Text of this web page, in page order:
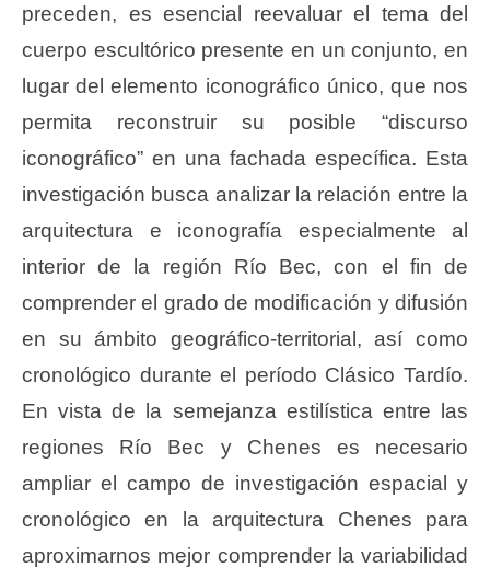
preceden, es esencial reevaluar el tema del
cuerpo escultórico presente en un conjunto, en
lugar del elemento iconográfico único, que nos
permita reconstruir su posible “discurso
iconográfico” en una fachada específica. Esta
investigación busca analizar la relación entre la
arquitectura e iconografía especialmente al
interior de la región Río Bec, con el fin de
comprender el grado de modificación y difusión
en su ámbito geográfico-territorial, así como
cronológico durante el período Clásico Tardío.
En vista de la semejanza estilística entre las
regiones Río Bec y Chenes es necesario
ampliar el campo de investigación espacial y
cronológico en la arquitectura Chenes para
aproximarnos mejor comprender la variabilidad